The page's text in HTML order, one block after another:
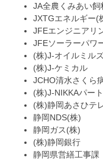
JA全農くみあい飼
JXTGエネルギー(
JFEエンジニアリ
JFEソーラーパワ
(株)J-オイルミル
(株)J-ケミカル
JCHO清水さくら
(株)J-NIKKAパー
(株)静岡あさひテ
静岡NDS(株)
静岡ガス(株)
(株)静岡銀行
静岡県営繕工事課